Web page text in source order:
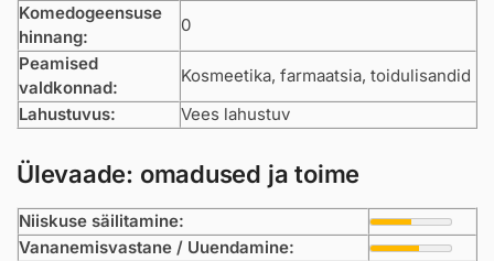
Komedogeensuse
hinnang:
0
Peamised
valdkonnad:
Kosmeetika, farmaatsia, toidulisandid
Lahustuvus:
Vees lahustuv
Ülevaade: omadused ja toime
Niiskuse säilitamine:
Vananemisvastane / Uuendamine: